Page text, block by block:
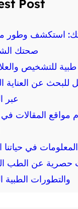
Post
استكشف وطور
صحتك
للتشخيص
للبحث عن العناية
عبر
مواقع المقالات في
في حياتنا
حصرية عن الطب
والتطورات الطبية